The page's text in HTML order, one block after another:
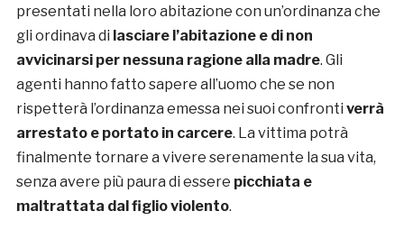
presentati nella loro abitazione con un’ordinanza che
gli ordinava di lasciare l’abitazione e di non
avvicinarsi per nessuna ragione alla madre. Gli
agenti hanno fatto sapere all’uomo che se non
rispetterà l’ordinanza emessa nei suoi confronti verrà
arrestato e portato in carcere. La vittima potrà
finalmente tornare a vivere serenamente la sua vita,
senza avere più paura di essere picchiata e
maltrattata dal figlio violento.